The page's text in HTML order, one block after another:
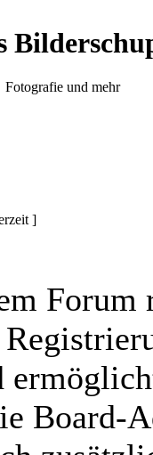
Fotografie und mehr
]
Board-